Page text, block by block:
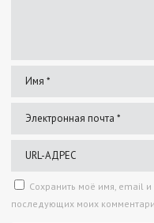
Сохранить моё имя, email
последующих моих